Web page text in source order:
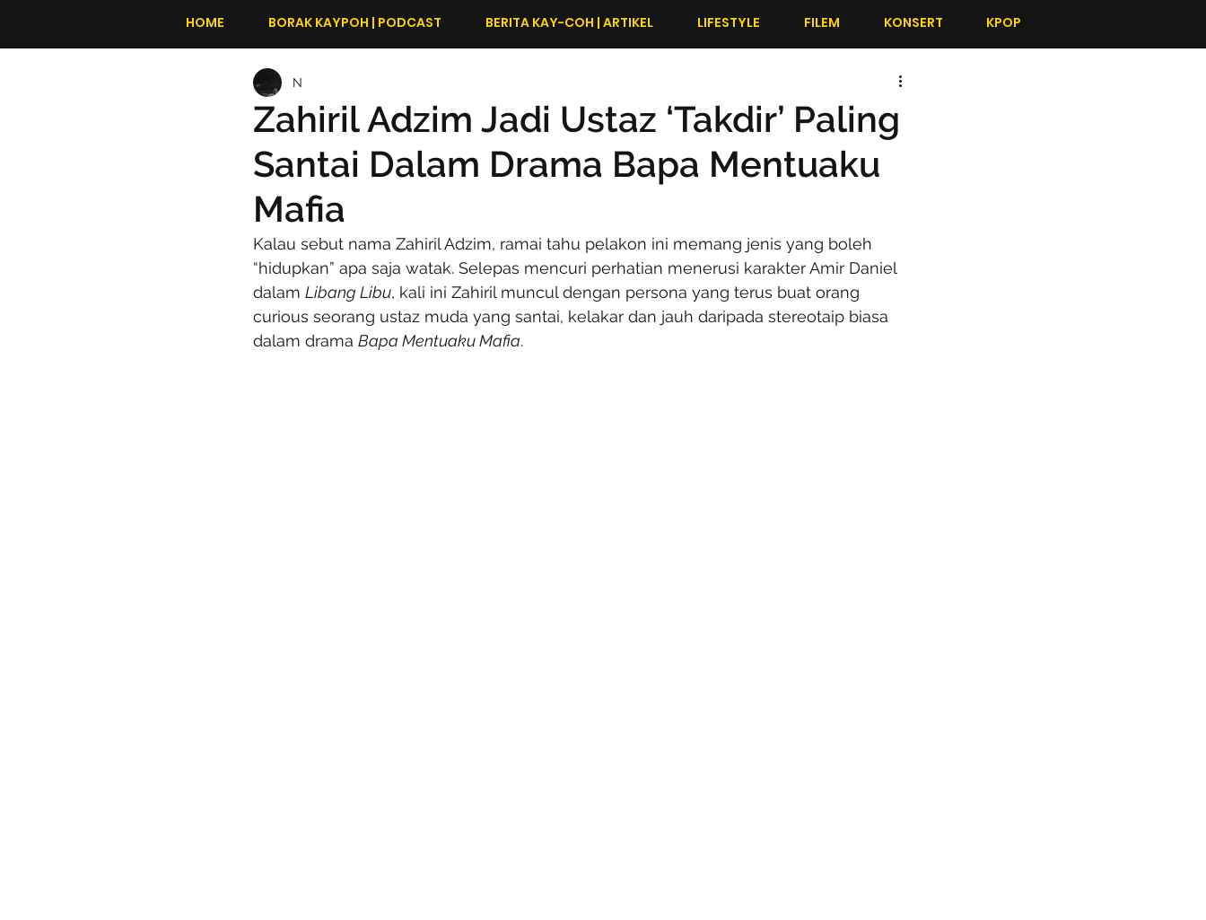
HOME BORAK KAYPOH | PODCAST BERITA KAY-COH | ARTIKEL LIFESTYLE FILEM KONSERT KPOP
Zahiril Adzim Jadi Ustaz ‘Takdir’ Paling
Santai Dalam Drama Bapa Mentuaku
Mafia
N
Kalau sebut nama Zahiril Adzim, ramai tahu pelakon ini memang jenis yang boleh
“hidupkan” apa saja watak. Selepas mencuri perhatian menerusi karakter Amir Daniel
dalam Libang Libu, kali ini Zahiril muncul dengan persona yang terus buat orang
curious seorang ustaz muda yang santai, kelakar dan jauh daripada stereotaip biasa
dalam drama Bapa Mentuaku Mafia.